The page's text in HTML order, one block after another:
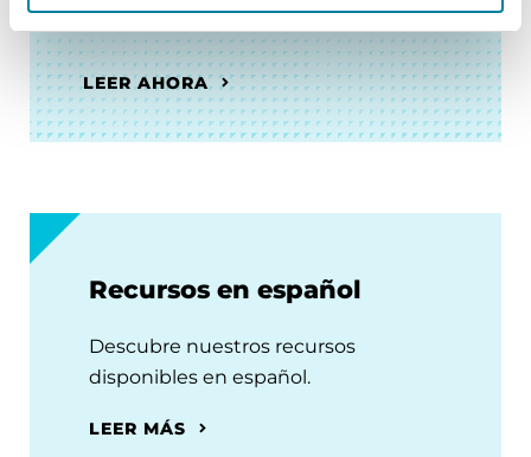
Recién Diagnosticados: 5 pasos
LEER AHORA
Recursos en español
Descubre nuestros recursos
disponibles en español.
LEER MÁS